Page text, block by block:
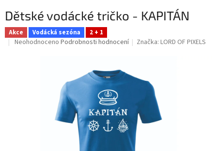
Dětské vodácké tričko - KAPITÁN
Akce Vodácká sezóna 2 + 1
Průměrné
Neohodnoceno Podrobnosti hodnocení Značka:LORD OF PIXELS